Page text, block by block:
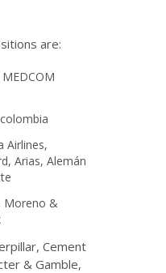
are:
Airlines,
Arias, Alemán
Moreno &
Cement
& Gamble,